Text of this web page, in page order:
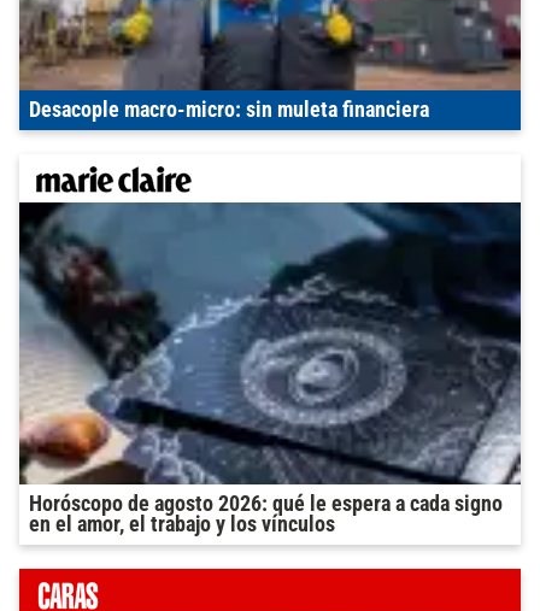
Desacople macro-micro: sin muleta financiera
Horóscopo de agosto 2026: qué le espera a cada signo
en el amor, el trabajo y los vínculos